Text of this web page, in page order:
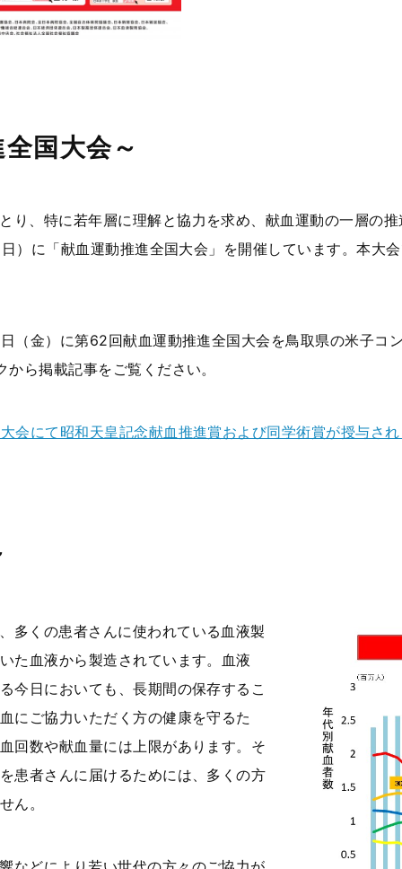
国大会～
り、特に若年層に理解と協力を求め、献血運動の一層の
）に「献血運動推進全国大会」を開催しています。本大
（金）に第62回献血運動推進全国大会を鳥取県の米子コ
ら掲載記事をご覧ください。
会にて昭和天皇記念献血推進賞および同学術賞が授与さ
多くの患者さんに使われている血液製
た血液から製造されています。血液
今日においても、長期間の保存するこ
にご協力いただく方の健康を守るた
回数や献血量には上限があります。そ
患者さんに届けるためには、多くの方
ん。